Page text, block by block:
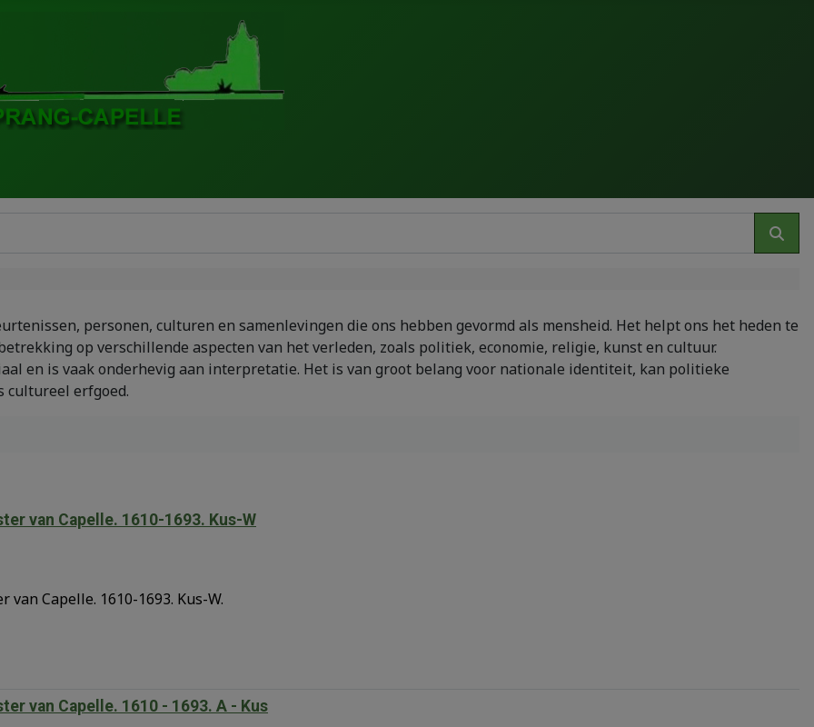
personen, culturen en samenlevingen die ons hebben gevormd als mensheid. Het helpt ons het heden te
op verschillende aspecten van het verleden, zoals politiek, economie, religie, kunst en cultuur.
en is vaak onderhevig aan interpretatie. Het is van groot belang voor nationale identiteit, kan politieke
cultureel erfgoed.
van Capelle. 1610-1693. Kus-W
Capelle. 1610-1693. Kus-W.
van Capelle. 1610 - 1693. A - Kus